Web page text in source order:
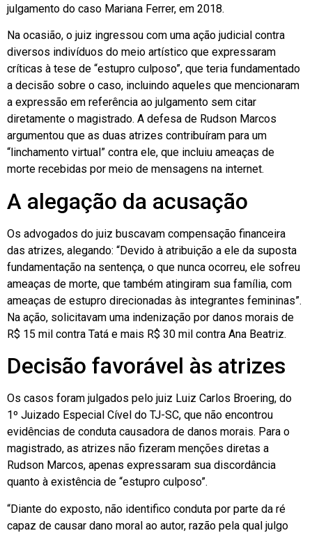
julgamento do caso Mariana Ferrer, em 2018.
Na ocasião, o juiz ingressou com uma ação judicial contra
diversos indivíduos do meio artístico que expressaram
críticas à tese de “estupro culposo”, que teria fundamentado
a decisão sobre o caso, incluindo aqueles que mencionaram
a expressão em referência ao julgamento sem citar
diretamente o magistrado. A defesa de Rudson Marcos
argumentou que as duas atrizes contribuíram para um
“linchamento virtual” contra ele, que incluiu ameaças de
morte recebidas por meio de mensagens na internet.
A alegação da acusação
Os advogados do juiz buscavam compensação financeira
das atrizes, alegando: “Devido à atribuição a ele da suposta
fundamentação na sentença, o que nunca ocorreu, ele sofreu
ameaças de morte, que também atingiram sua família, com
ameaças de estupro direcionadas às integrantes femininas”.
Na ação, solicitavam uma indenização por danos morais de
R$ 15 mil contra Tatá e mais R$ 30 mil contra Ana Beatriz.
Decisão favorável às atrizes
Os casos foram julgados pelo juiz Luiz Carlos Broering, do
1º Juizado Especial Cível do TJ-SC, que não encontrou
evidências de conduta causadora de danos morais. Para o
magistrado, as atrizes não fizeram menções diretas a
Rudson Marcos, apenas expressaram sua discordância
quanto à existência de “estupro culposo”.
“Diante do exposto, não identifico conduta por parte da ré
capaz de causar dano moral ao autor, razão pela qual julgo